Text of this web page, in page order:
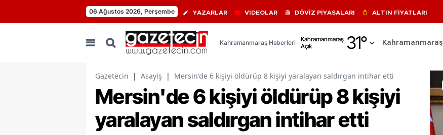
06 Ağustos 2026, Perşembe YAZARLAR VİDEOLAR DÖVİZ PİYASALARI ALTIN FİYATLARI
Kahramanmaraş Haberleri
Kahramanmaraş
Açık
31°
Adıyaman
Afyonkarahisar
Ağrı
Kahramanmaraş
Gazetecin | Asayiş | Mersin'de 6 kişiyi öldürüp 8 kişiyi yaralayan saldırgan intihar etti
Mersin'de 6 kişiyi öldürüp 8 kişiyi
yaralayan saldırgan intihar etti